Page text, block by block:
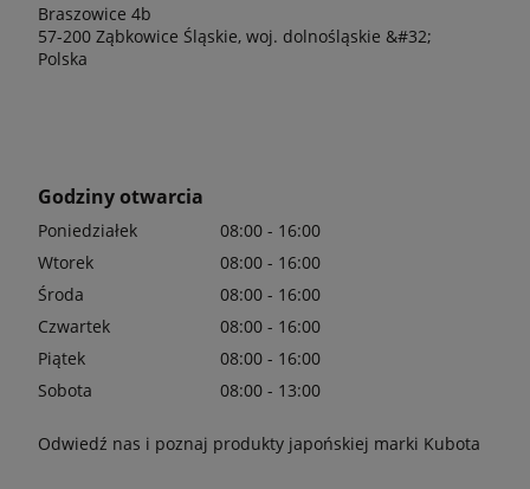
Braszowice 4b
57-200 Ząbkowice Śląskie, woj. dolnośląskie &#32;
Polska
Godziny otwarcia
Poniedziałek
08:00 - 16:00
Wtorek
08:00 - 16:00
Środa
08:00 - 16:00
Czwartek
08:00 - 16:00
Piątek
08:00 - 16:00
Sobota
08:00 - 13:00
Odwiedź nas i poznaj produkty japońskiej marki Kubota